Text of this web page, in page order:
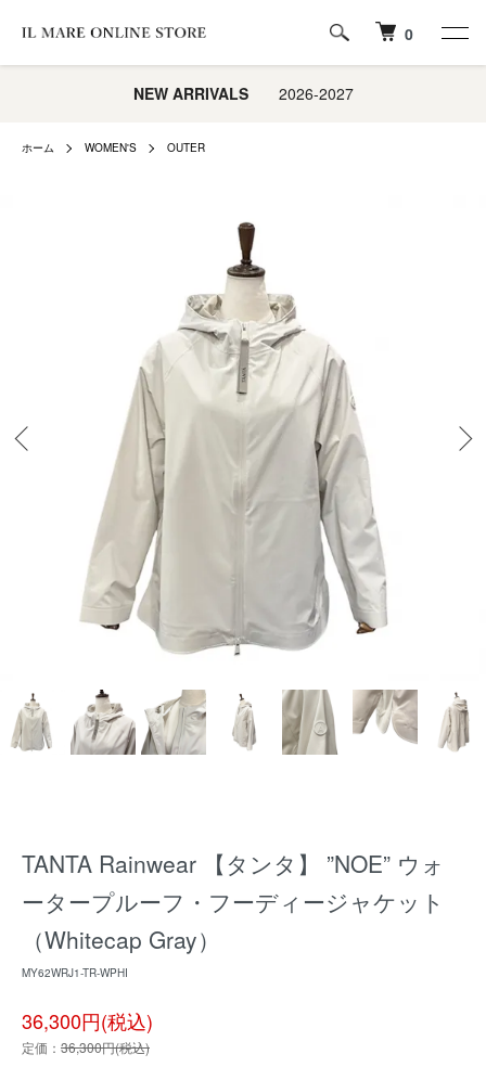
0
NEW ARRIVALS2026-2027
ホーム WOMEN'S OUTER
TANTA Rainwear 【タンタ】 ”NOE” ウォ
ータープルーフ・フーディージャケット
（Whitecap Gray）
MY62WRJ1-TR-WPHI
36,300円(税込)
定価： 36,300円(税込)